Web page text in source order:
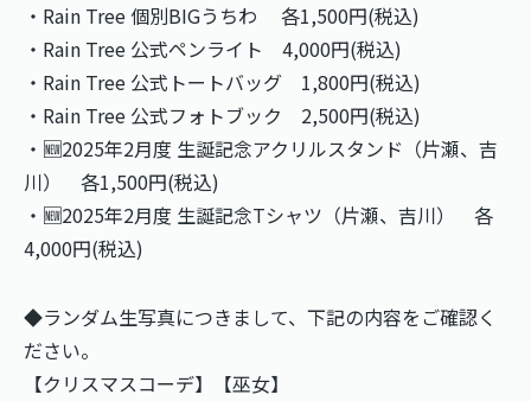
・Rain Tree 個別BIGうちわ 各1,500円(税込)
・Rain Tree 公式ペンライト 4,000円(税込)
・Rain Tree 公式トートバッグ 1,800円(税込)
・Rain Tree 公式フォトブック 2,500円(税込)
・🆕2025年2月度 生誕記念アクリルスタンド（片瀬、吉
川） ​各1,500円(税込)
・🆕2025年2月度 生誕記念Tシャツ（片瀬、吉川）​​ 各
4,000円(税込)
◆ランダム生写真につきまして、下記の内容をご確認く
ださい。
【クリスマスコーデ】【巫女】